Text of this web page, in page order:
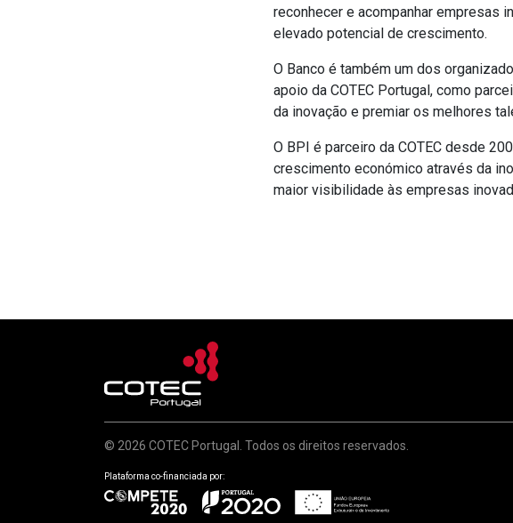
reconhecer e acompanhar empresas
elevado potencial de crescimento.
O Banco é também um dos
apoio da COTEC Portugal, como
da inovação e premiar os melhores
O BPI é parceiro da COTEC desde
crescimento económico através da
maior visibilidade às empresas
© 2026 COTEC Portugal. Todos os direitos reservados.
Plataforma co-financiada por: